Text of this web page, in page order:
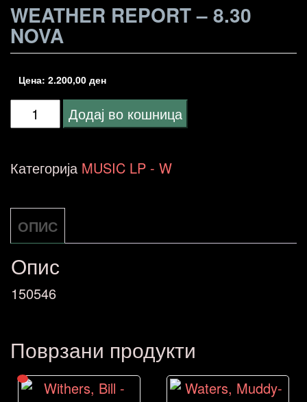
WEATHER REPORT – 8.30
NOVA
Цена: 2.200,00 ден
Weather
-
NOVA
количина
Додај во кошница
Категорија MUSIC LP - W
ОПИС
Опис
150546
Поврзани продукти